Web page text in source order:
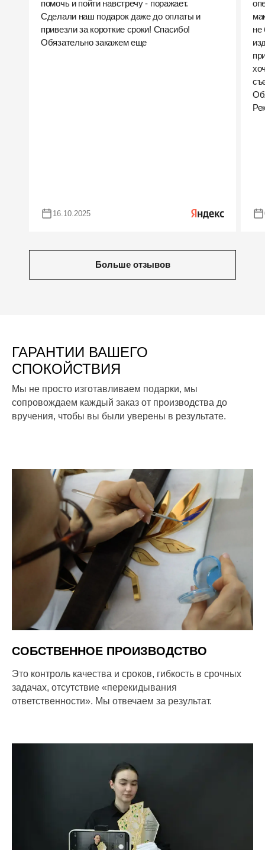
помочь и пойти навстречу - поражает.
Сделали наш подарок даже до оплаты и
привезли за короткие сроки! Спасибо!
Обязательно закажем еще
16.10.2025
не
Больше отзывов
ГАРАНТИИ ВАШЕГО
СПОКОЙСТВИЯ
Мы не просто изготавливаем подарки, мы
сопровождаем каждый заказ от производства до
вручения, чтобы вы были уверены в результате.
СОБСТВЕННОЕ ПРОИЗВОДСТВО
Это контроль качества и сроков, гибкость в срочных
задачах, отсутствие «перекидывания
ответственности». Мы отвечаем за результат.